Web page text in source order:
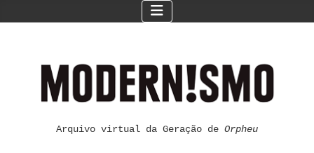
Arquivo virtual da Geração de Orpheu